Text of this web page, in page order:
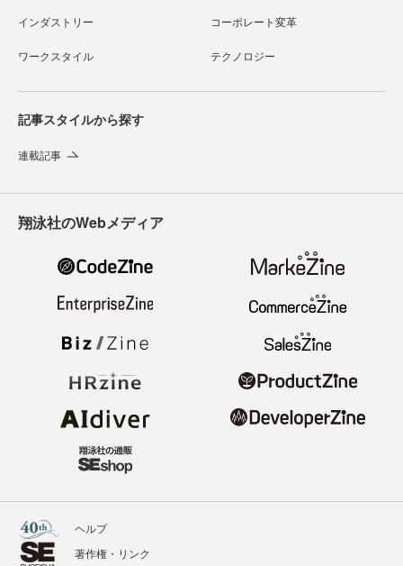
インダストリー コーポレート変革
ワークスタイル テクノロジー
記事スタイルから探す
連載記事
翔泳社のWebメディア
ヘルプ
著作権・リンク